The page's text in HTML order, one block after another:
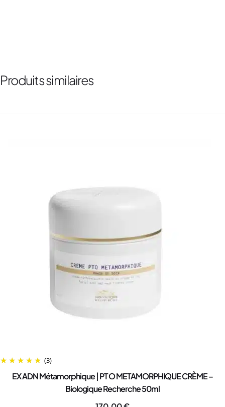
Produits similaires
(3)
EX ADN Métamorphique | PTO METAMORPHIQUE CRÈME –
Biologique Recherche 50ml